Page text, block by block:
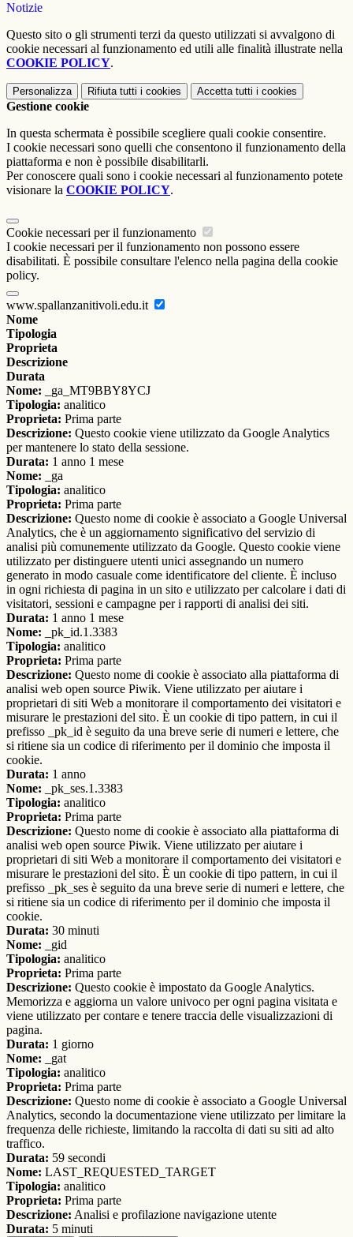
Notizie
Questo sito o gli strumenti terzi da questo utilizzati si avvalgono di
cookie necessari al funzionamento ed utili alle finalità illustrate nella
COOKIE POLICY.
Personalizza Rifiuta tutti i cookies Accetta tutti i cookies
Gestione cookie
In questa schermata è possibile scegliere quali cookie consentire.
I cookie necessari sono quelli che consentono il funzionamento della
piattaforma e non è possibile disabilitarli.
Per conoscere quali sono i cookie necessari al funzionamento potete
visionare la COOKIE POLICY.
Cookie necessari per il funzionamento
I cookie necessari per il funzionamento non possono essere
disabilitati. È possibile consultare l'elenco nella pagina della cookie
policy.
www.spallanzanitivoli.edu.it
Nome
Tipologia
Proprieta
Descrizione
Durata
Nome: _ga_MT9BBY8YCJ
Tipologia: analitico
Proprieta: Prima parte
Descrizione: Questo cookie viene utilizzato da Google Analytics
per mantenere lo stato della sessione.
Durata: 1 anno 1 mese
Nome: _ga
Tipologia: analitico
Proprieta: Prima parte
Descrizione: Questo nome di cookie è associato a Google Universal
Analytics, che è un aggiornamento significativo del servizio di
analisi più comunemente utilizzato da Google. Questo cookie viene
utilizzato per distinguere utenti unici assegnando un numero
generato in modo casuale come identificatore del cliente. È incluso
in ogni richiesta di pagina in un sito e utilizzato per calcolare i dati di
visitatori, sessioni e campagne per i rapporti di analisi dei siti.
Durata: 1 anno 1 mese
Nome: _pk_id.1.3383
Tipologia: analitico
Proprieta: Prima parte
Descrizione: Questo nome di cookie è associato alla piattaforma di
analisi web open source Piwik. Viene utilizzato per aiutare i
proprietari di siti Web a monitorare il comportamento dei visitatori e
misurare le prestazioni del sito. È un cookie di tipo pattern, in cui il
prefisso _pk_id è seguito da una breve serie di numeri e lettere, che
si ritiene sia un codice di riferimento per il dominio che imposta il
cookie.
Durata: 1 anno
Nome: _pk_ses.1.3383
Tipologia: analitico
Proprieta: Prima parte
Descrizione: Questo nome di cookie è associato alla piattaforma di
analisi web open source Piwik. Viene utilizzato per aiutare i
proprietari di siti Web a monitorare il comportamento dei visitatori e
misurare le prestazioni del sito. È un cookie di tipo pattern, in cui il
prefisso _pk_ses è seguito da una breve serie di numeri e lettere, che
si ritiene sia un codice di riferimento per il dominio che imposta il
cookie.
Durata: 30 minuti
Nome: _gid
Tipologia: analitico
Proprieta: Prima parte
Descrizione: Questo cookie è impostato da Google Analytics.
Memorizza e aggiorna un valore univoco per ogni pagina visitata e
viene utilizzato per contare e tenere traccia delle visualizzazioni di
pagina.
Durata: 1 giorno
Nome: _gat
Tipologia: analitico
Proprieta: Prima parte
Descrizione: Questo nome di cookie è associato a Google Universal
Analytics, secondo la documentazione viene utilizzato per limitare la
frequenza delle richieste, limitando la raccolta di dati su siti ad alto
traffico.
Durata: 59 secondi
Nome: LAST_REQUESTED_TARGET
Tipologia: analitico
Proprieta: Prima parte
Descrizione: Analisi e profilazione navigazione utente
Durata: 5 minuti